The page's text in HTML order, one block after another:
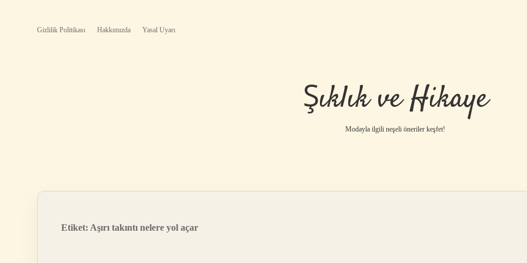
Gizlilik Politikası Hakkımızda Yasal Uyarı
Şıklık ve Hikaye
Modayla ilgili neşeli öneriler keşfet!
Etiket: Aşırı takıntı nelere yol açar